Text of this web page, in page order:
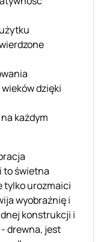
dzięki
każdym
to świetna
tylko urozmaici
wyobraźnię i
konstrukcji i
drewna, jest